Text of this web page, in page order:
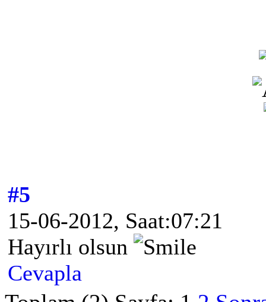
#5
15-06-2012, Saat:07:21
Hayırlı olsun
Cevapla